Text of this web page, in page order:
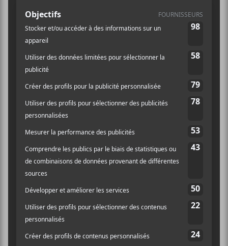
Site :
https://www.ticketmast
er.ca/event/31005B73
9F5337BA?lang=fr-
ca&brand=placebell
LIEU